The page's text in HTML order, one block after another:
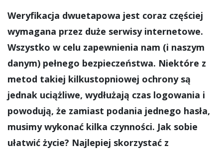
Weryfikacja dwuetapowa jest coraz częściej
wymagana przez duże serwisy internetowe.
Wszystko w celu zapewnienia nam (i naszym
danym) pełnego bezpieczeństwa. Niektóre z
metod takiej kilkustopniowej ochrony są
jednak uciążliwe, wydłużają czas logowania i
powodują, że zamiast podania jednego hasła,
musimy wykonać kilka czynności. Jak sobie
ułatwić życie? Najlepiej skorzystać z